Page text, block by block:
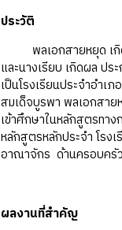
ประวัติ
พลเอกสายหยุด เกิดผ
และนางเรียบ เกิดผล ป
เป็นโรงเรียนประจำอำ
สมเด็จบูรพา พลเอกสาย
เข้าศึกษาในหลักสูตรทาง
หลักสูตรหลักประจำ โรง
อาณาจักร ด้านครอบค
ผลงานที่สำคัญ